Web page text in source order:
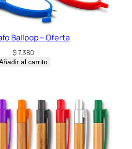
Ballpop – Oferta
$7.380
al carrito